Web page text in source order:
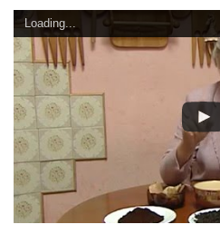
Loading...